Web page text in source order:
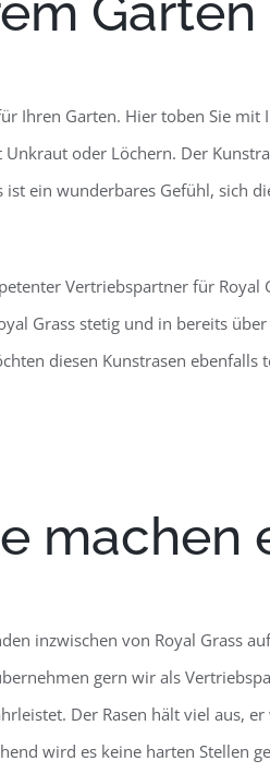
Ihren Garten. Hier toben Sie mit
oder Löchern. Der
ein wunderbares Gefühl, sich
Vertriebspartner für Royal
Grass stetig und in bereits
diesen Kunstrasen ebenfalls
machen
inzwischen von Royal Grass
gern wir als
Der Rasen hält viel aus,
wird es keine harten Stellen